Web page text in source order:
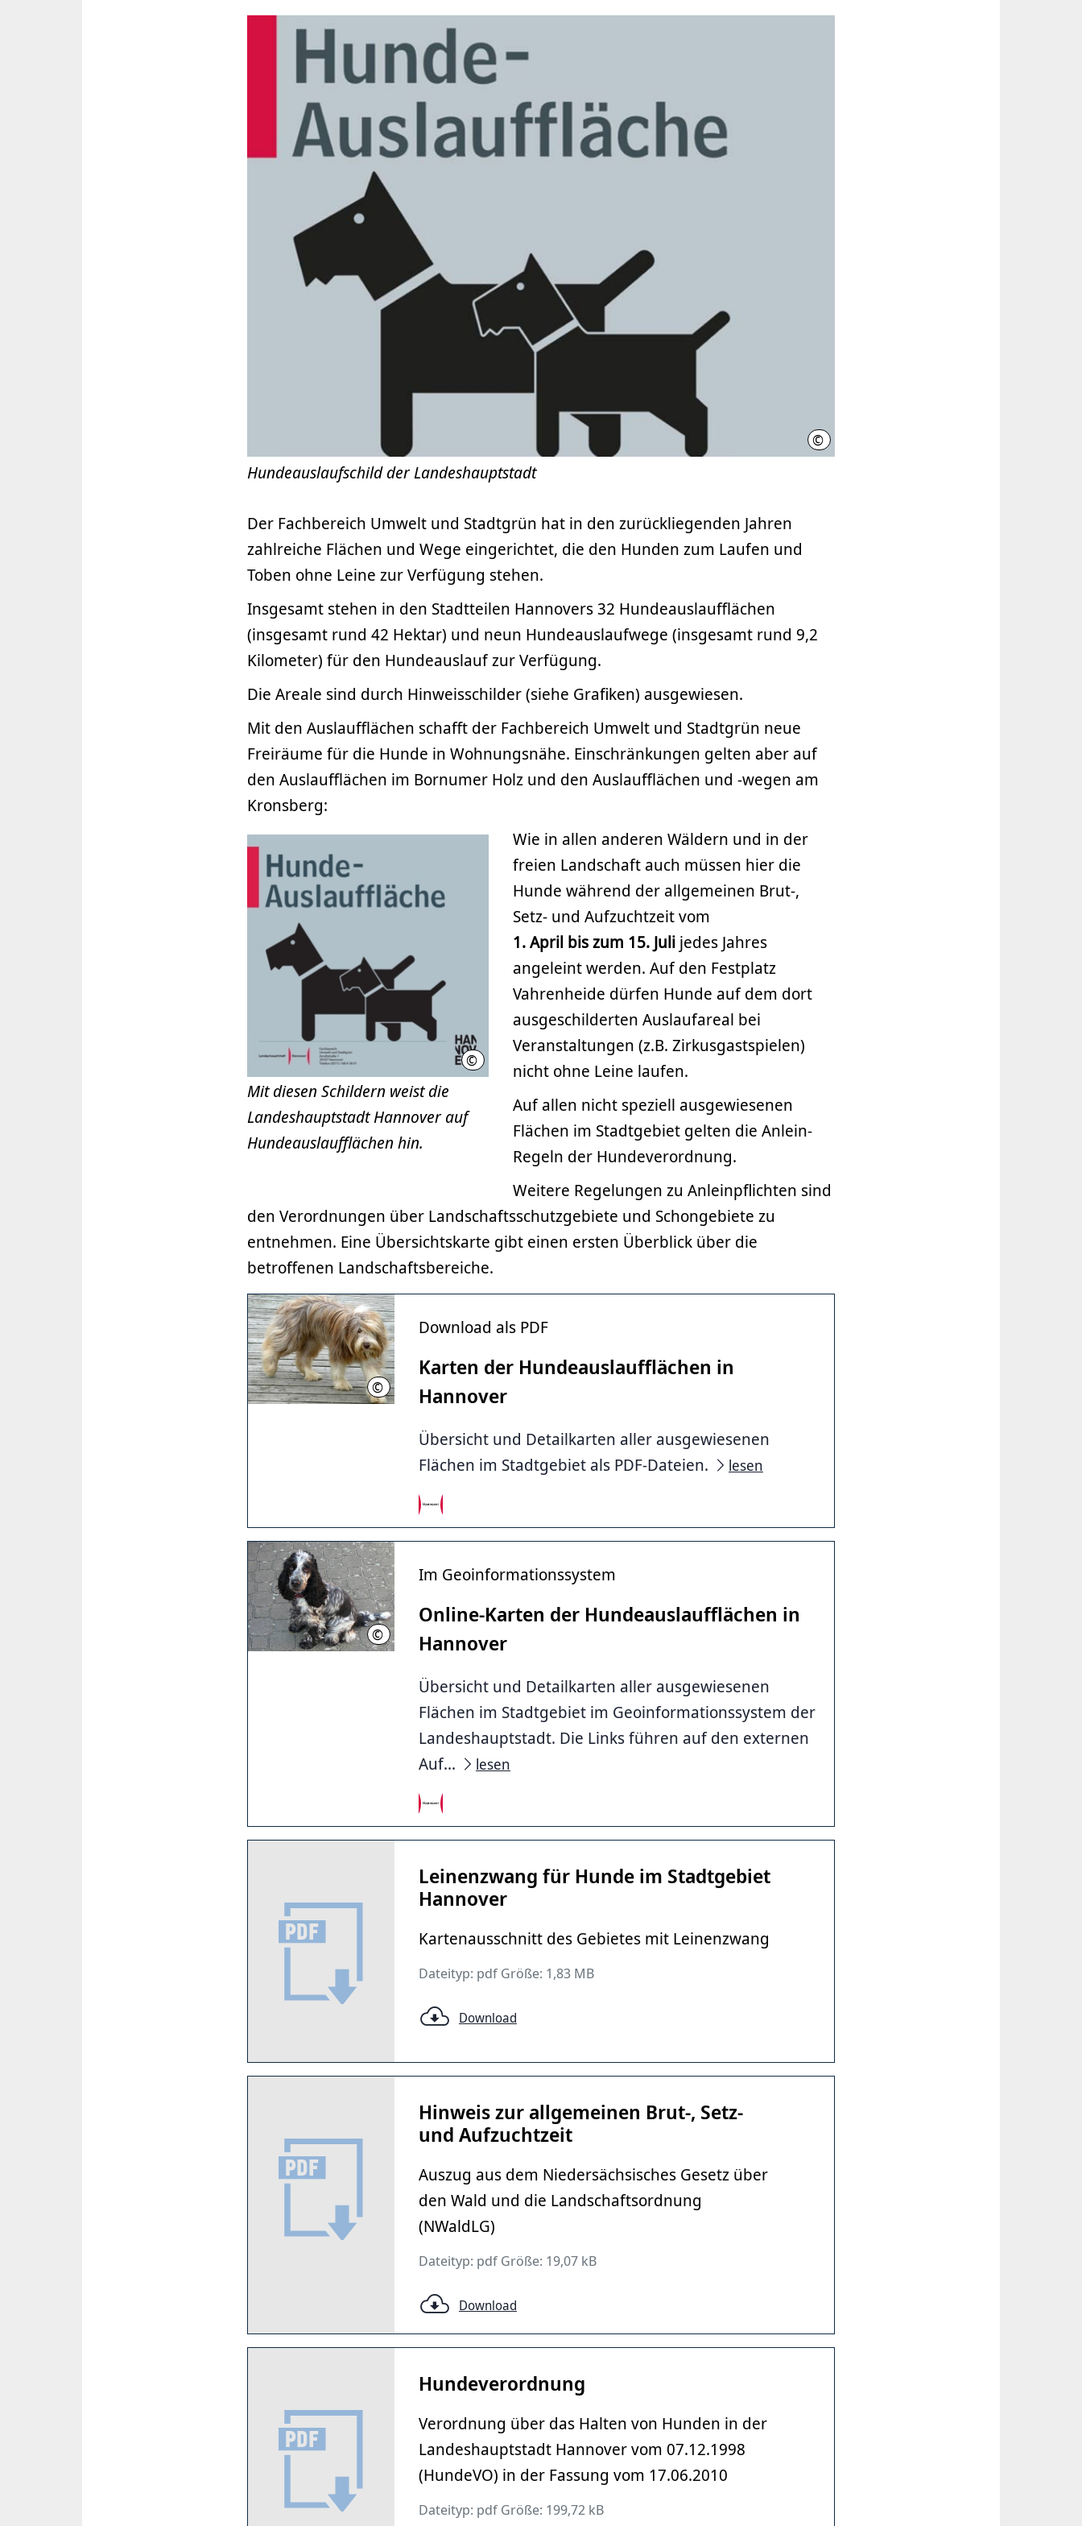
© LHH
Hundeauslaufschild der Landeshauptstadt
Der Fachbereich Umwelt und Stadtgrün hat in den zurückliegenden Jahren
zahlreiche Flächen und Wege eingerichtet, die den Hunden zum Laufen und
Toben ohne Leine zur Verfügung stehen.
Insgesamt stehen in den Stadtteilen Hannovers 32 Hundeauslaufflächen
(insgesamt rund 42 Hektar) und neun Hundeauslaufwege (insgesamt rund 9,2
Kilometer) für den Hundeauslauf zur Verfügung.
Die Areale sind durch Hinweisschilder (siehe Grafiken) ausgewiesen.
Mit den Auslaufflächen schafft der Fachbereich Umwelt und Stadtgrün neue
Freiräume für die Hunde in Wohnungsnähe. Einschränkungen gelten aber auf
den Auslaufflächen im Bornumer Holz und den Auslaufflächen und -wegen am
Kronsberg:
© LHH
Mit diesen Schildern weist die
Landeshauptstadt Hannover auf
Hundeauslaufflächen hin.
Wie in allen anderen Wäldern und in der
freien Landschaft auch müssen hier die
Hunde während der allgemeinen Brut-,
Setz- und Aufzuchtzeit vom
1. April bis zum 15. Juli jedes Jahres
angeleint werden. Auf den Festplatz
Vahrenheide dürfen Hunde auf dem dort
ausgeschilderten Auslaufareal bei
Veranstaltungen (z.B. Zirkusgastspielen)
nicht ohne Leine laufen.
Auf allen nicht speziell ausgewiesenen
Flächen im Stadtgebiet gelten die Anlein-
Regeln der Hundeverordnung.
Weitere Regelungen zu Anleinpflichten sind
den Verordnungen über Landschaftsschutzgebiete und Schongebiete zu
entnehmen. Eine Übersichtskarte gibt einen ersten Überblick über die
betroffenen Landschaftsbereiche.
© Krumland
Download als PDF
Karten der Hundeauslaufflächen in
Hannover
Übersicht und Detailkarten aller ausgewiesenen
Flächen im Stadtgebiet als PDF-Dateien.
lesen
© LHH
Im Geoinformationssystem
Online-Karten der Hundeauslaufflächen in
Hannover
Übersicht und Detailkarten aller ausgewiesenen
Flächen im Stadtgebiet im Geoinformationssystem der
Landeshauptstadt. Die Links führen auf den externen
Auf...
lesen
Leinenzwang für Hunde im Stadtgebiet
Hannover
Kartenausschnitt des Gebietes mit Leinenzwang
Dateityp: pdf Größe: 1,83 MB
Download
Hinweis zur allgemeinen Brut-, Setz-
und Aufzuchtzeit
Auszug aus dem Niedersächsisches Gesetz über
den Wald und die Landschaftsordnung
(NWaldLG)
Dateityp: pdf Größe: 19,07 kB
Download
Hundeverordnung
Verordnung über das Halten von Hunden in der
Landeshauptstadt Hannover vom 07.12.1998
(HundeVO) in der Fassung vom 17.06.2010
Dateityp: pdf Größe: 199,72 kB